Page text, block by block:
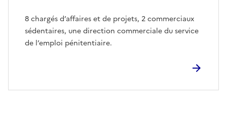
8 chargés d’affaires et de projets, 2 commerciaux
sédentaires, une direction commerciale du service
de l’emploi pénitentiaire.